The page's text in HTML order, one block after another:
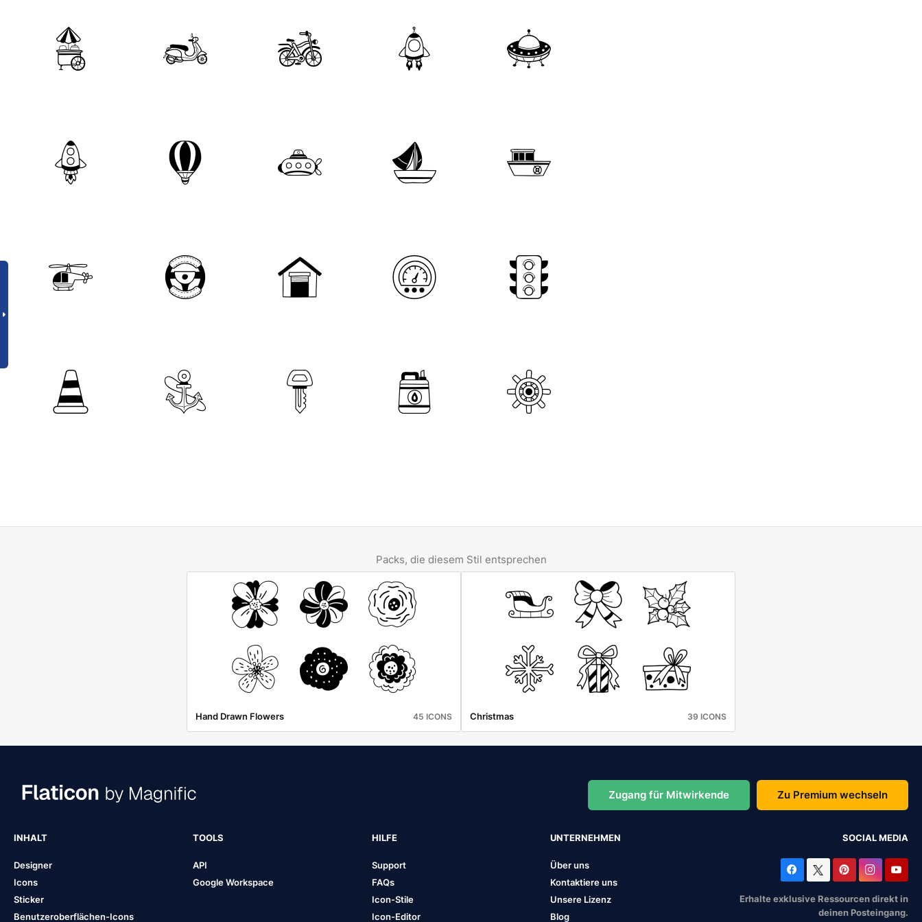
Packs, die diesem Stil entsprechen
Hand Drawn Flowers 45 ICONS Christmas 39 ICONS
Zugang für Mitwirkende Zu Premium wechseln
INHALT
Designer
Icons
Sticker
Benutzeroberflächen-Icons
TOOLS
API
Google Workspace
HILFE
Support
FAQs
Icon-Stile
Icon-Editor
UNTERNEHMEN
Über uns
Kontaktiere uns
Unsere Lizenz
Blog
SOCIAL MEDIA
Erhalte exklusive Ressourcen direkt in
deinen Posteingang.